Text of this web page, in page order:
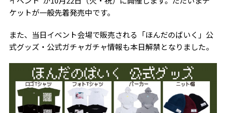
ケットが一般先着発売中です。
また、当日イベント会場で販売される「ほんだのばいく」公
式グッズ・公式ガチャガチャ情報も本日解禁となりました。